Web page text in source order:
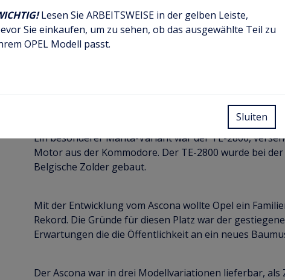
Der Manta entnahm seinen Namen einem
Anfänglich bestand die Basisausführung und der
vom Manta SR. Im Folgejahr 1972 wurde der
speziellen Karosserie Farben ausgeführte Manta
Ein besonderer Manta-Variant war der TE-2800,
Motor aus der Kommodore. Der TE-2800 wurde bei
Belgische Zolder gebaut.
Mit der Entwicklung vom Ascona wollte Opel ein
Rekord. Die Gründe für diesen Platz war der
Erwartungen die die Öffentlichkeit an ein neues
Der Ascona war in drei Modellvariationen lieferbar,
Lesen Sie ARBEITSWEISE in der gelben Leiste,
Sie einkaufen, um zu sehen, ob das ausgewählte Teil zu
OPEL Modell passt.
Sluiten